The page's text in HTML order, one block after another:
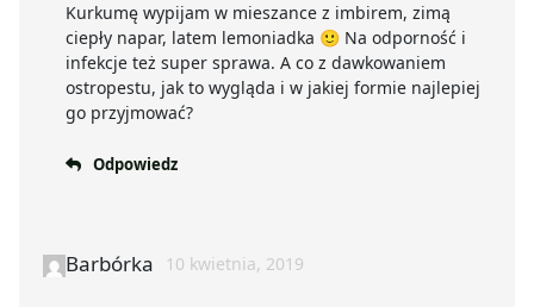
Kurkumę wypijam w mieszance z imbirem, zimą
ciepły napar, latem lemoniadka 🙂 Na odporność i
infekcje też super sprawa. A co z dawkowaniem
ostropestu, jak to wygląda i w jakiej formie najlepiej
go przyjmować?
Odpowiedz
Barbórka 10 kwietnia, 2019